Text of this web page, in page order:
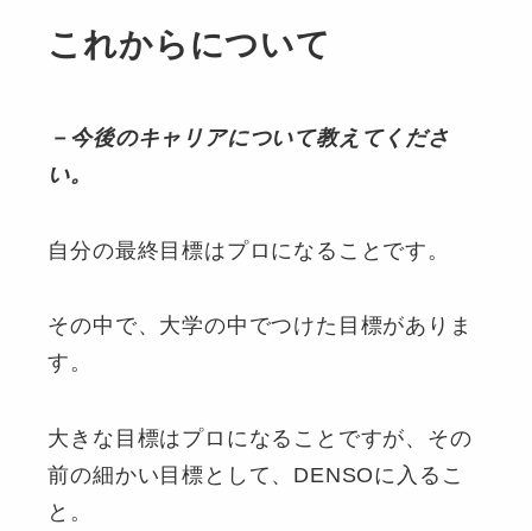
これからについて
－今後のキャリアについて教えてくださ
い。
自分の最終目標はプロになることです。
その中で、大学の中でつけた目標がありま
す。
大きな目標はプロになることですが、その
前の細かい目標として、DENSOに入るこ
と。